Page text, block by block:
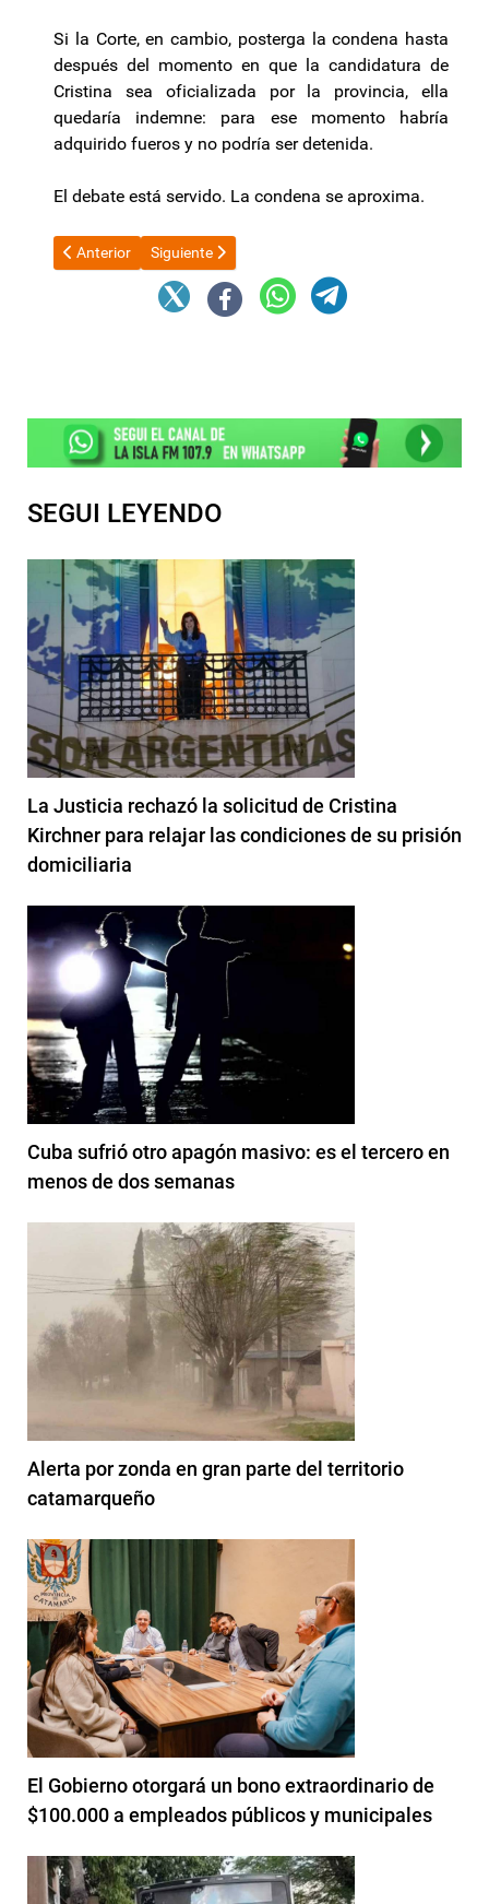
Si la Corte, en cambio, posterga la condena hasta
después del momento en que la candidatura de
Cristina sea oficializada por la provincia, ella
quedaría indemne: para ese momento habría
adquirido fueros y no podría ser detenida.
El debate está servido. La condena se aproxima.
Artículo anterior: Cambios en Ganancias: con el nuevo
Anterior Artículo siguiente: El Gobierno presentó el
Siguiente
SEGUI LEYENDO
La Justicia rechazó la solicitud de Cristina
Kirchner para relajar las condiciones de su prisión
domiciliaria
Cuba sufrió otro apagón masivo: es el tercero en
menos de dos semanas
Alerta por zonda en gran parte del territorio
catamarqueño
El Gobierno otorgará un bono extraordinario de
$100.000 a empleados públicos y municipales